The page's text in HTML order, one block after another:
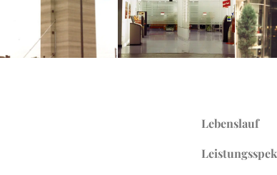
Lebenslauf